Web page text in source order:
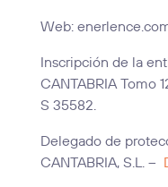
Web:
Inscripción de la
CANTABRIA Tomo
S 35582.
Delegado de
CANTABRIA, S.L. –